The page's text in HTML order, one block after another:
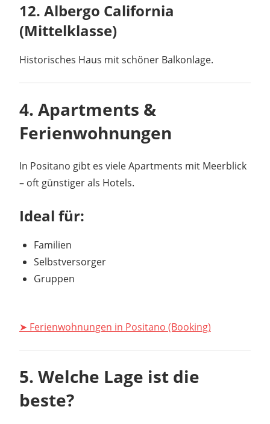
12. Albergo California
(Mittelklasse)
Historisches Haus mit schöner Balkonlage.
4. Apartments &
Ferienwohnungen
In Positano gibt es viele Apartments mit Meerblick
– oft günstiger als Hotels.
Ideal für:
Familien
Selbstversorger
Gruppen
➤ Ferienwohnungen in Positano (Booking)
5. Welche Lage ist die
beste?